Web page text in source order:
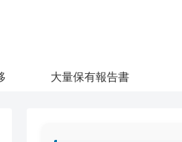
大量保有報告書